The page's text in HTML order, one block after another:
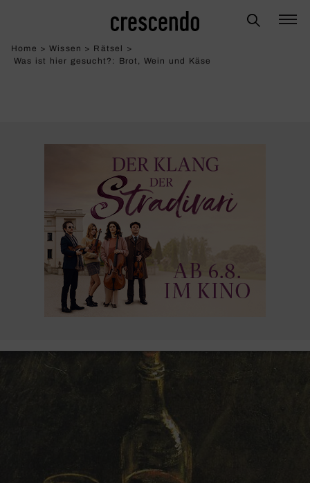
Home > Wissen > Rätsel >
Was ist hier gesucht?: Brot, Wein und Käse